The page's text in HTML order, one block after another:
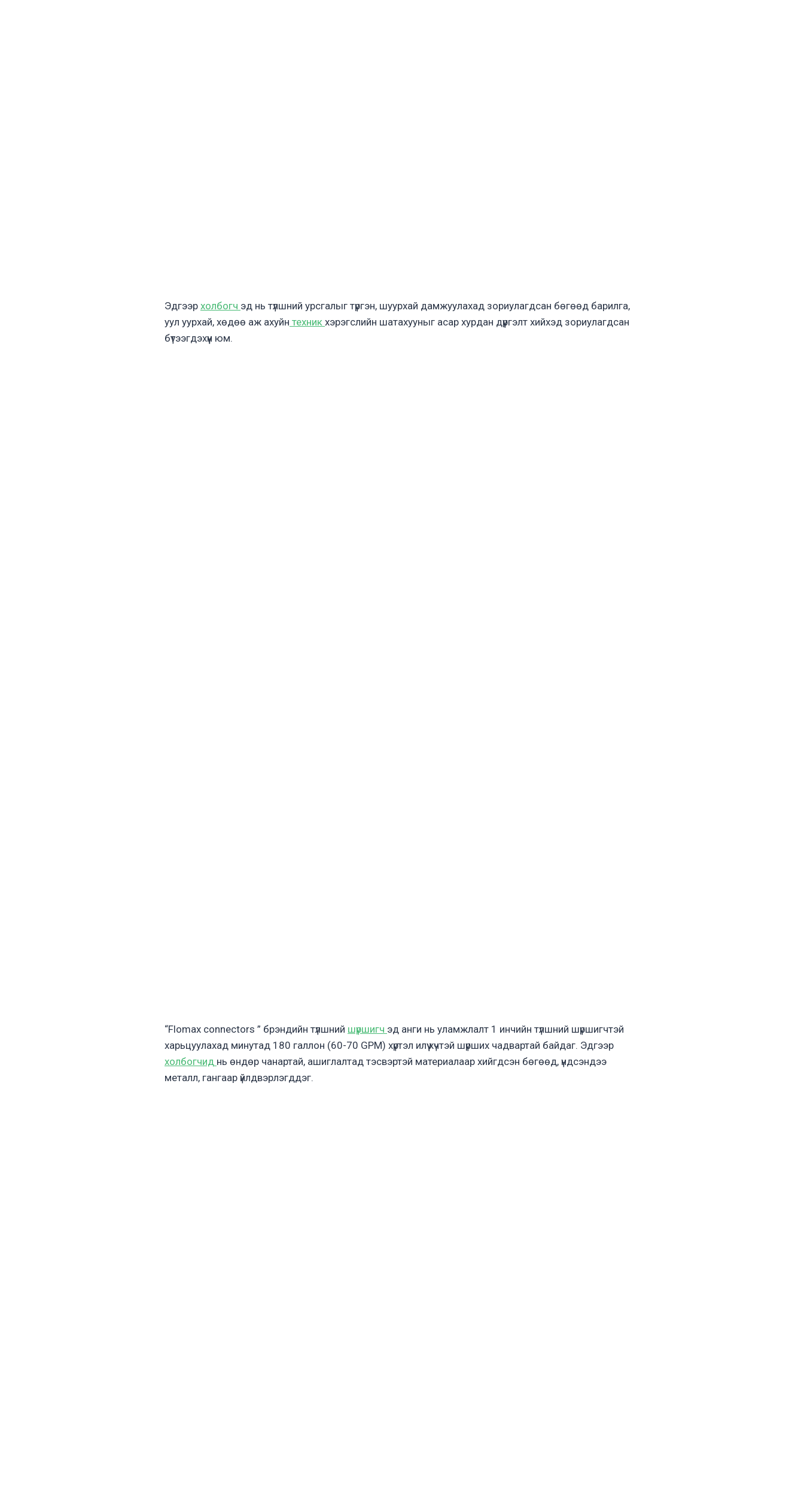
Эдгээр холбогч эд нь түлшний урсгалыг түргэн, шуурхай дамжуулахад зориулагдсан бөгөөд барилга,
уул уурхай, хөдөө аж ахуйн техник хэрэгслийн шатахууныг асар хурдан дүүргэлт хийхэд зориулагдсан
бүтээгдэхүүн юм.
“Flomax connectors ” брэндийн түлшний шүршигч эд анги нь уламжлалт 1 инчийн түлшний шүршигчтэй
харьцуулахад минутад 180 галлон (60-70 GPM) хүртэл илүү хүчтэй шүрших чадвартай байдаг. Эдгээр
холбогчид нь өндөр чанартай, ашиглалтад тэсвэртэй материалаар хийгдсэн бөгөөд, үндсэндээ
металл, гангаар үйлдвэрлэгддэг.